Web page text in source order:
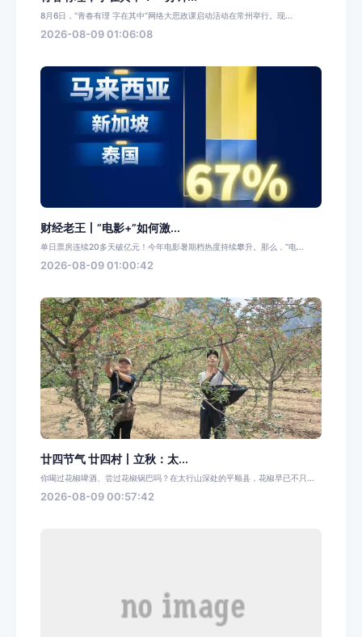
8月6日，“青春有理 字在其中”网络大思政课启动活动在常州举行。现...
2026-08-09 01:06:08
财经老王丨“电影+”如何激...
单日票房连续20多天破亿元！今年电影暑期档热度持续攀升。那么，“电...
2026-08-09 01:00:42
廿四节气 廿四村丨立秋：太...
你喝过花椒啤酒、尝过花椒锅巴吗？在太行山深处的平顺县，花椒早已不只...
2026-08-09 00:57:42